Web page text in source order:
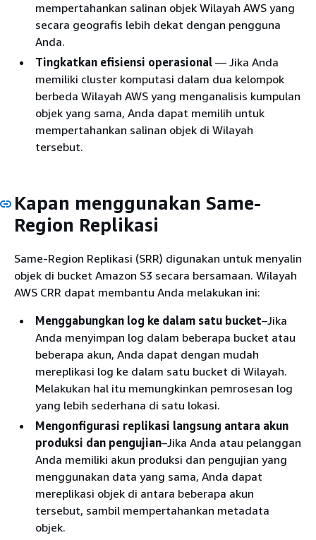
mempertahankan salinan objek Wilayah AWS yang
secara geografis lebih dekat dengan pengguna
Anda.
Tingkatkan efisiensi operasional — Jika Anda
memiliki cluster komputasi dalam dua kelompok
berbeda Wilayah AWS yang menganalisis kumpulan
objek yang sama, Anda dapat memilih untuk
mempertahankan salinan objek di Wilayah
tersebut.
Kapan menggunakan Same-
Region Replikasi
Same-Region Replikasi (SRR) digunakan untuk menyalin
objek di bucket Amazon S3 secara bersamaan. Wilayah
AWS CRR dapat membantu Anda melakukan ini:
Menggabungkan log ke dalam satu bucket–Jika
Anda menyimpan log dalam beberapa bucket atau
beberapa akun, Anda dapat dengan mudah
mereplikasi log ke dalam satu bucket di Wilayah.
Melakukan hal itu memungkinkan pemrosesan log
yang lebih sederhana di satu lokasi.
Mengonfigurasi replikasi langsung antara akun
produksi dan pengujian–Jika Anda atau pelanggan
Anda memiliki akun produksi dan pengujian yang
menggunakan data yang sama, Anda dapat
mereplikasi objek di antara beberapa akun
tersebut, sambil mempertahankan metadata
objek.